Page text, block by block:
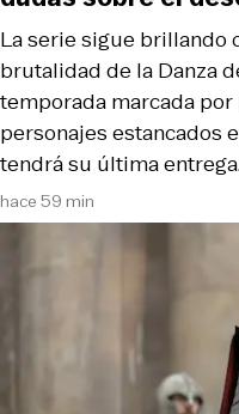
hace 59 min
La serie sigue brillando
brutalidad de la Danza
temporada marcada
personajes estancados
tendrá su última